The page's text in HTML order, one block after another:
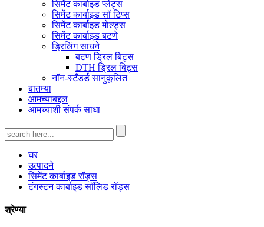
सिमेंट कार्बाइड प्लेट्स
सिमेंट कार्बाइड सॉ टिप्स
सिमेंट कार्बाइड मोल्ड्स
सिमेंट कार्बाइड बटणे
ड्रिलिंग साधने
बटण ड्रिल बिट्स
DTH ड्रिल बिट्स
नॉन-स्टँडर्ड सानुकूलित
बातम्या
आमच्याबद्दल
आमच्याशी संपर्क साधा
घर
उत्पादने
सिमेंट कार्बाइड रॉड्स
टंगस्टन कार्बाइड सॉलिड रॉड्स
श्रेण्या